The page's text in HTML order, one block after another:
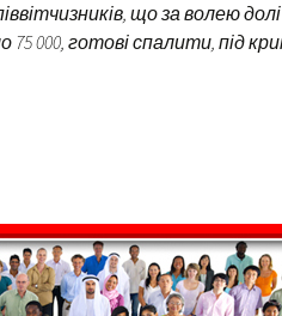
що за волею долі
75 000, готові спалити, під